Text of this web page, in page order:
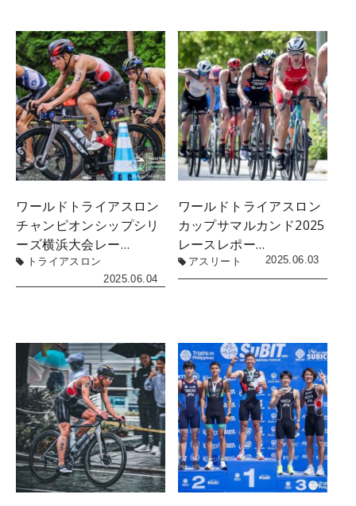
ワールドトライアスロン
チャンピオンシップシリ
ーズ横浜大会レー…
トライアスロン
2025.06.04
ワールドトライアスロン
カップサマルカンド2025
レースレポー…
アスリート 2025.06.03